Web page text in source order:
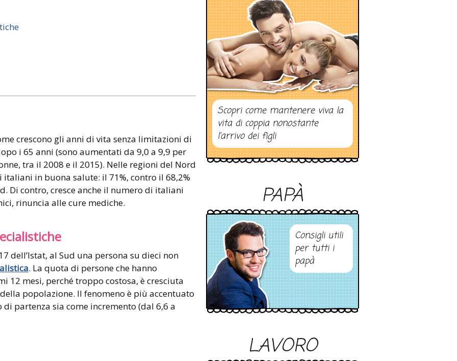
crescono gli anni di vita senza limitazioni di
i 65 anni (sono aumentati da 9,0 a 9,9 per
tra il 2008 e il 2015). Nelle regioni del Nord
italiani in buona salute: il 71%, contro il 68,2%
Di contro, cresce anche il numero di italiani
rinuncia alle cure mediche.
dell’Istat, al Sud una persona su dieci non
. La quota di persone che hanno
12 mesi, perché troppo costosa, è cresciuta
popolazione. Il fenomeno è più accentuato
partenza sia come incremento (dal 6,6 a
Scopri come mantenere viva la
vita di coppia nonostante
l’arrivo dei figli
PAPÀ
Consigli utili
per tutti i
papà
LAVORO